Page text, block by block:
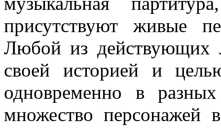
присутствуют живые
Любой из действующих
своей историей и
одновременно в
множество персонажей